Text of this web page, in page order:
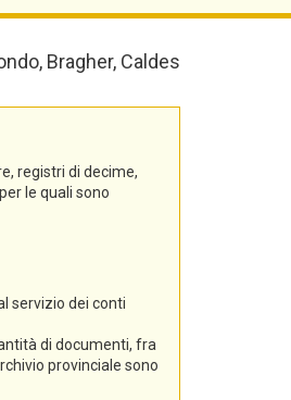
Bragher, Caldes
registri di decime,
le quali sono
servizio dei conti
di documenti, fra
provinciale sono